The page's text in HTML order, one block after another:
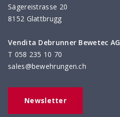
Sägereistrasse 20
8152 Glattbrugg
Vendita Debrunner Bewetec AG
T 058 235 10 70
sales@bewehrungen.ch
Newsletter